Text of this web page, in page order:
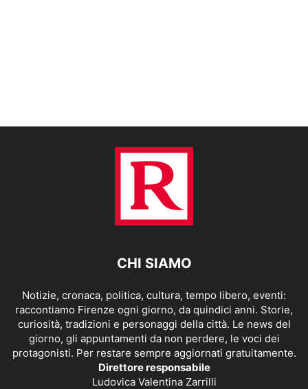
CHI SIAMO
Notizie, cronaca, politica, cultura, tempo libero, eventi:
raccontiamo Firenze ogni giorno, da quindici anni. Storie,
curiosità, tradizioni e personaggi della città. Le news del
giorno, gli appuntamenti da non perdere, le voci dei
protagonisti. Per restare sempre aggiornati gratuitamente.
Direttore responsabile
Ludovica Valentina Zarrilli